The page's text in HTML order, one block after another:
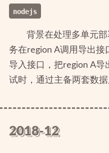
nodejs
背景在处理多单元
务在region A调用导出接
导入接口，把region A导
试时，通过主备两套数
2018-12